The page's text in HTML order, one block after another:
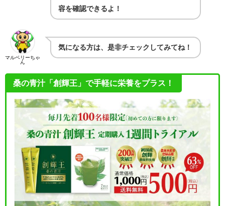
容を確認できるよ！
マルベリーちゃ
ん
気になる方は、是非チェックしてみてね！
桑の青汁「創輝王」で手軽に栄養をプラス！